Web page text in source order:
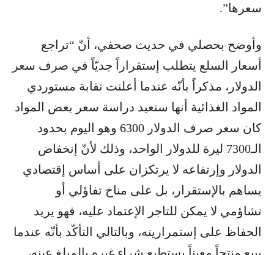
سعرها”.
وأوضح بحصلي في حديث صحفي، أنّ “تراجع
أسعار السلع يتطلب إستقراراً جديّاً في صرف سعر
​​الدولار​​، مذكراً بأنّه عندما أعلنت نقابة مستوردي
المواد الغذائية أنها ستعيد دراسة سعر بعض المواد
كان ​سعر صرف الدولار​ 6300 وهو اليوم بحدود
الـ7300 ليرة للدولار الواحد، وذلك لأنّ إنخفاض
الدولار وإرتفاعه لا يرتكزان على أساس إقتصادي
يساهم بالإستقرار، بل على مناخ تفاؤلي أو
تشاؤمي لا يمكن للتاجر الإعتماد عليه، فهو يريد
الحفاظ على إستمراريته، وبالتالي التأكّد بأنّه عندما